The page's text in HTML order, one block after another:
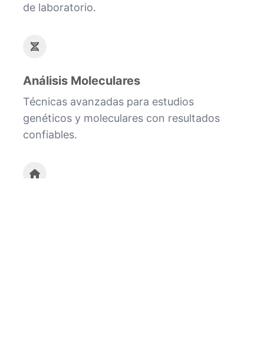
de laboratorio.
Análisis Moleculares
Técnicas avanzadas para estudios
genéticos y moleculares con resultados
confiables.